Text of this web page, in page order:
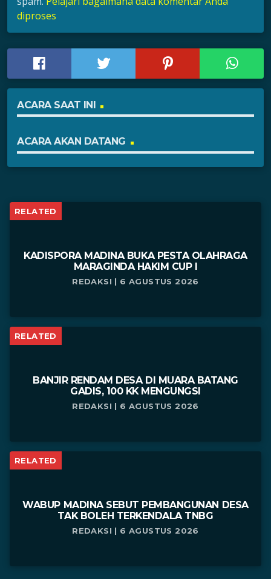
diproses
ACARA SAAT INI
ACARA AKAN DATANG
RELATED
KADISPORA MADINA BUKA PESTA OLAHRAGA
MARAGINDA HAKIM CUP I
REDAKSI | 6 AGUSTUS 2026
RELATED
BANJIR RENDAM DESA DI MUARA BATANG
GADIS, 100 KK MENGUNGSI
REDAKSI | 6 AGUSTUS 2026
RELATED
WABUP MADINA SEBUT PEMBANGUNAN DESA
TAK BOLEH TERKENDALA TNBG
REDAKSI | 6 AGUSTUS 2026